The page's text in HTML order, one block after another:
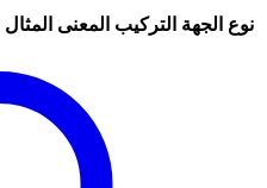
نوع الجهة التركيب المعنى المثال